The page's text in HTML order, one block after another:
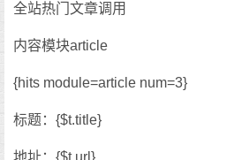
全站热门文章调用
内容模块article
{hits module=article num=3}
标题：{$t.title}
地址：{$t.url}